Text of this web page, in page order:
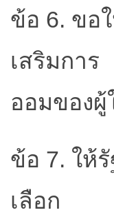
ข้อ 6. ขอ
เสริมการ
ออมของผู้
ข้อ 7. ให้
เลือก